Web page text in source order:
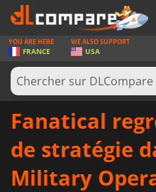
JEUX
CARTES PRÉPAYÉES
LOGICIELS
YOU ARE HERE
FRANCE
WE ALSO SUPPORT
USA
Fanatical
de stratégie
Military